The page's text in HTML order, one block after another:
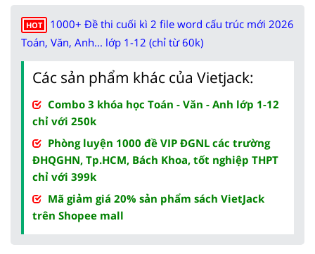
HOT
1000+ Đề thi cuối kì 2 file word cấu trúc mới 2026
Toán, Văn, Anh... lớp 1-12 (chỉ từ 60k)
Các sản phẩm khác của Vietjack:
Combo 3 khóa học Toán - Văn - Anh lớp 1-12
chỉ với 250k
Phòng luyện 1000 đề VIP ĐGNL các trường
ĐHQGHN, Tp.HCM, Bách Khoa, tốt nghiệp THPT
chỉ với 399k
Mã giảm giá 20% sản phẩm sách VietJack
trên Shopee mall